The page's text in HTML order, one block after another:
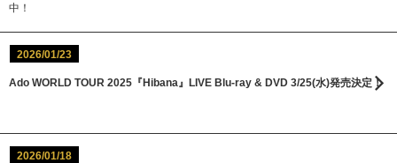
中！
2026/01/23
Ado WORLD TOUR 2025『Hibana』LIVE Blu-ray & DVD 3/25(水)発売決定！
2026/01/18